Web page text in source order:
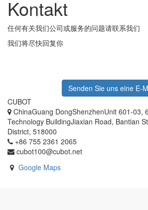
Kontakt
任何有关我们公司或服务的问题请联系我们
我们将尽快回复你
Senden Sie uns eine E-
CUBOT
ChinaGuang DongShenzhenUnit 601-03,
Technology BuildingJiaxian Road, Bantian
District, 518000
+86 755 2361 2065
cubot100@cubot.net
Google Maps